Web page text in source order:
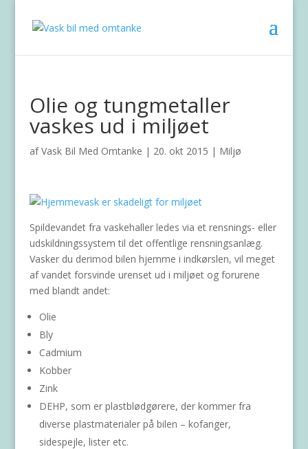
Olie og tungmetaller
vaskes ud i miljøet
afVask Bil Med Omtanke | 20. okt 2015 | Miljø
Spildevandet fra vaskehaller ledes via et rensnings- eller
udskildningssystem til det offentlige rensningsanlæg.
Vasker du derimod bilen hjemme i indkørslen, vil meget
af vandet forsvinde urenset ud i miljøet og forurene
med blandt andet:
Olie
Bly
Cadmium
Kobber
Zink
DEHP, som er plastblødgørere, der kommer fra
diverse plastmaterialer på bilen – kofanger,
sidespejle, lister etc.